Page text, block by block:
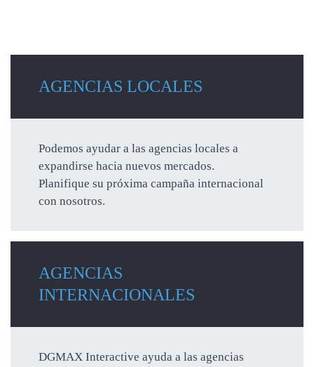
AGENCIAS LOCALES
Podemos ayudar a las agencias locales a
expandirse hacia nuevos mercados.
Planifique su próxima campaña internacional
con nosotros.
AGENCIAS
INTERNACIONALES
DGMAX Interactive ayuda a las agencias